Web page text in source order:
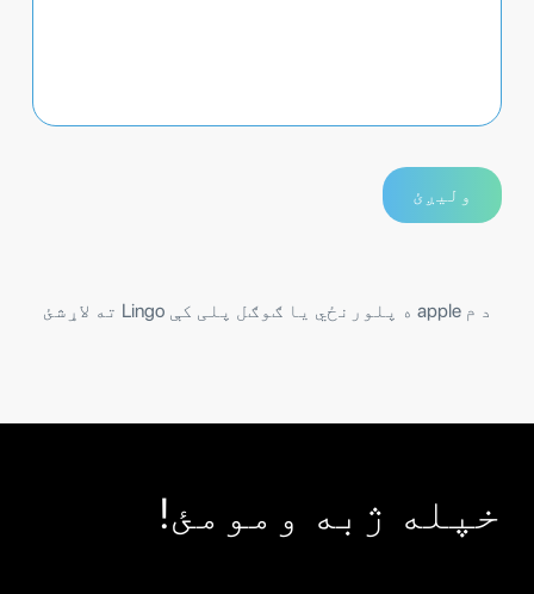
د م apple ه پلورنځي یا ګوګل پلی کې Lingo ته لاړشئ
خپله ژبه ومومئ!